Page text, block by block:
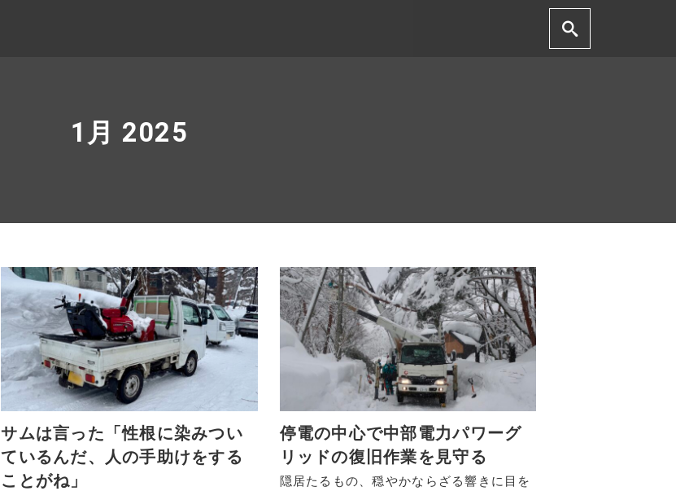
1月 2025
サムは言った「性根に染みつい
ているんだ、人の手助けをする
ことがね」
停電の中心で中部電力パワーグ
リッドの復旧作業を見守る
隠居たるもの、穏やかならざる響きに目を